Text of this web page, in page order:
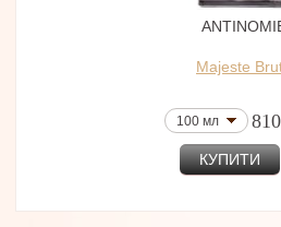
Majeste
100 мл
КУПИТИ